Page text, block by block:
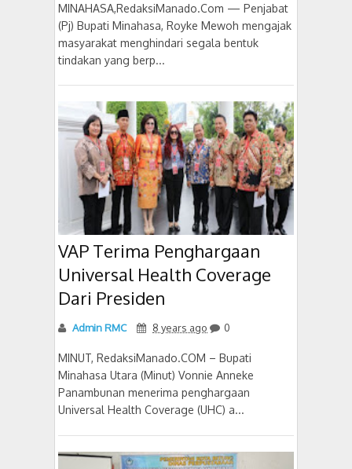
MINAHASA,RedaksiManado.Com — Penjabat
(Pj) Bupati Minahasa, Royke Mewoh mengajak
masyarakat menghindari segala bentuk
tindakan yang berp...
VAP Terima Penghargaan
Universal Health Coverage
Dari Presiden
Admin RMC 8 years ago 0
MINUT, RedaksiManado.COM – Bupati
Minahasa Utara (Minut) Vonnie Anneke
Panambunan menerima penghargaan
Universal Health Coverage (UHC) a...